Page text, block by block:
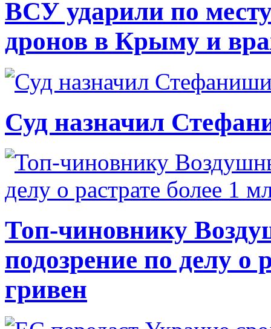
ВСУ ударили по
дронов в Крыму и
Суд назначил
Топ-чиновнику
подозрение по делу о
гривен